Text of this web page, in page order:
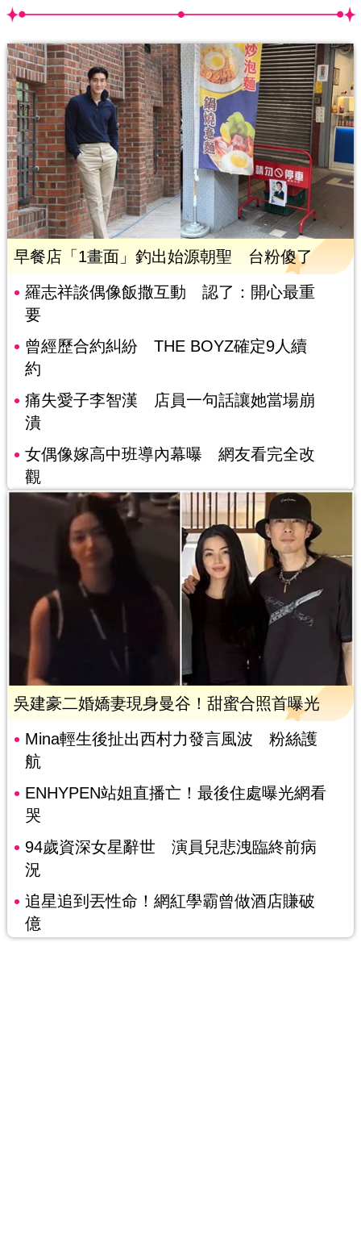
早餐店「1畫面」釣出始源朝聖 台粉傻了
羅志祥談偶像飯撒互動 認了：開心最重
要
曾經歷合約糾紛 THE BOYZ確定9人續
約
痛失愛子李智漢 店員一句話讓她當場崩
潰
女偶像嫁高中班導內幕曝 網友看完全改
觀
吳建豪二婚嬌妻現身曼谷！甜蜜合照首曝光
Mina輕生後扯出西村力發言風波 粉絲護
航
ENHYPEN站姐直播亡！最後住處曝光網看
哭
94歲資深女星辭世 演員兒悲洩臨終前病
況
追星追到丟性命！網紅學霸曾做酒店賺破
億